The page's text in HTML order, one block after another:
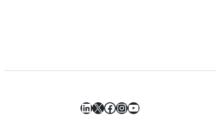
LinkedIn
X Facebook
Instagram
YouTube